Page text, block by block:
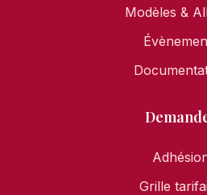
Modèles &
Grille